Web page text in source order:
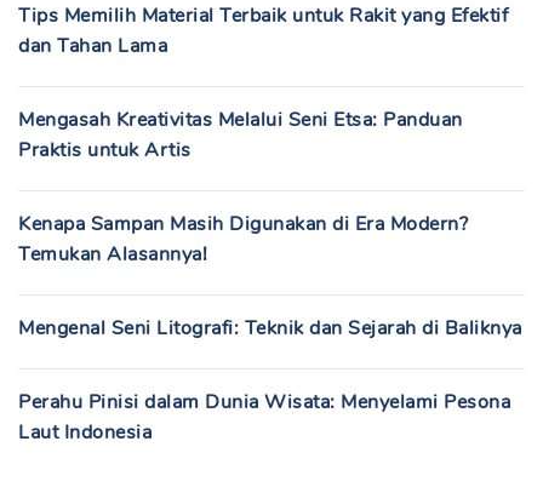
Tips Memilih Material Terbaik untuk Rakit yang Efektif
dan Tahan Lama
Mengasah Kreativitas Melalui Seni Etsa: Panduan
Praktis untuk Artis
Kenapa Sampan Masih Digunakan di Era Modern?
Temukan Alasannya!
Mengenal Seni Litografi: Teknik dan Sejarah di Baliknya
Perahu Pinisi dalam Dunia Wisata: Menyelami Pesona
Laut Indonesia